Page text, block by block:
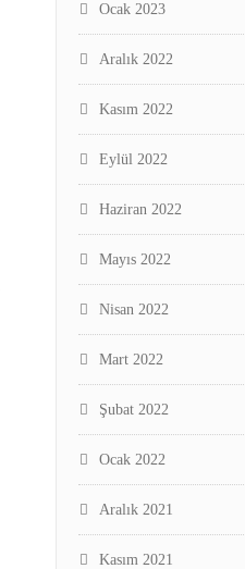
Ocak 2023
Aralık 2022
Kasım 2022
Eylül 2022
Haziran 2022
Mayıs 2022
Nisan 2022
Mart 2022
Şubat 2022
Ocak 2022
Aralık 2021
Kasım 2021